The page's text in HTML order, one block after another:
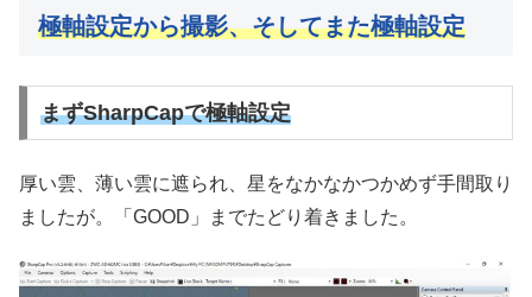
極軸設定から撮影、そしてまた極軸設定
まずSharpCapで極軸設定
厚い雲、薄い雲に遮られ、星をなかなかつかめず手間取り
ましたが。「GOOD」までたどり着きました。